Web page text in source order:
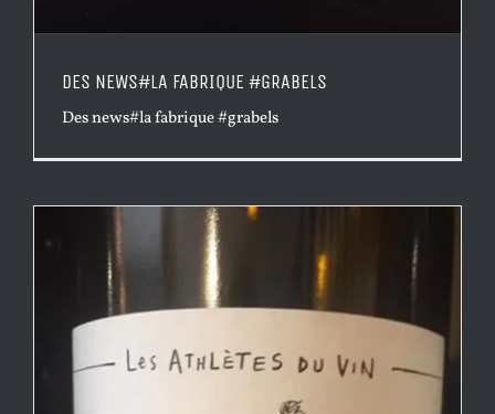
DES NEWS#LA FABRIQUE #GRABELS
Des news#la fabrique #grabels